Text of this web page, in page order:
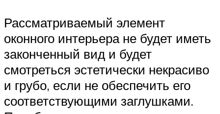
Рассматриваемый элемент
оконного интерьера не будет иметь
законченный вид и будет
смотреться эстетически некрасиво
и грубо, если не обеспечить его
соответствующими заглушками.